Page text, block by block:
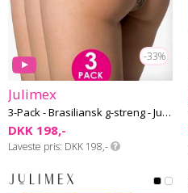
-33%
Julimex
3-Pack - Brasiliansk g-streng - Julimex 02
DKK 198,-
Laveste pris DKK 198,-